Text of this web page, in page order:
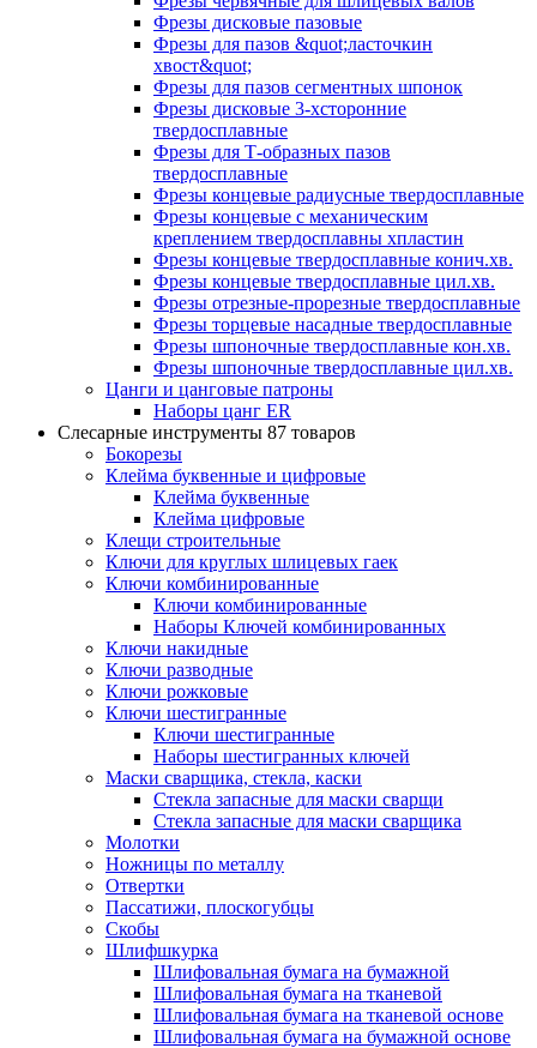
Фрезы дисковые пазовые
Фрезы для пазов &quot;ласточкин
хвост&quot;
Фрезы для пазов сегментных шпонок
Фрезы дисковые 3-хсторонние
твердосплавные
Фрезы для Т-образных пазов
твердосплавные
Фрезы концевые радиусные твердосплавные
Фрезы концевые с механическим
креплением твердосплавны хпластин
Фрезы концевые твердосплавные конич.хв.
Фрезы концевые твердосплавные цил.хв.
Фрезы отрезные-прорезные твердосплавные
Фрезы торцевые насадные твердосплавные
Фрезы шпоночные твердосплавные кон.хв.
Фрезы шпоночные твердосплавные цил.хв.
Цанги и цанговые патроны
Наборы цанг ER
Слесарные инструменты 87 товаров
Бокорезы
Клейма буквенные и цифровые
Клейма буквенные
Клейма цифровые
Клещи строительные
Ключи для круглых шлицевых гаек
Ключи комбинированные
Ключи комбинированные
Наборы Ключей комбинированных
Ключи накидные
Ключи разводные
Ключи рожковые
Ключи шестигранные
Ключи шестигранные
Наборы шестигранных ключей
Маски сварщика, стекла, каски
Стекла запасные для маски сварщи
Стекла запасные для маски сварщика
Молотки
Ножницы по металлу
Отвертки
Пассатижи, плоскогубцы
Скобы
Шлифшкурка
Шлифовальная бумага на бумажной
Шлифовальная бумага на тканевой
Шлифовальная бумага на тканевой основе
Шлифовальная бумага на бумажной основе